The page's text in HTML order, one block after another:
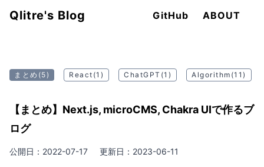
Qlitre's Blog GitHub ABOUT
まとめ (5) React (1) ChatGPT (1) Algorithm (11)
【まとめ】Next.js, microCMS, Chakra UIで作るブ
ログ
公開日：2022-07-17 更新日：2023-06-11